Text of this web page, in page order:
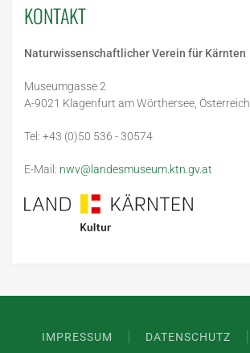
KONTAKT
Naturwissenschaftlicher Verein für Kärnten
Museumgasse 2
A-9021 Klagenfurt am Wörthersee, Österreich
Tel: +43 (0)50 536 - 30574
E-Mail: nwv@landesmuseum.ktn.gv.at
IMPRESSUM DATENSCHUTZ